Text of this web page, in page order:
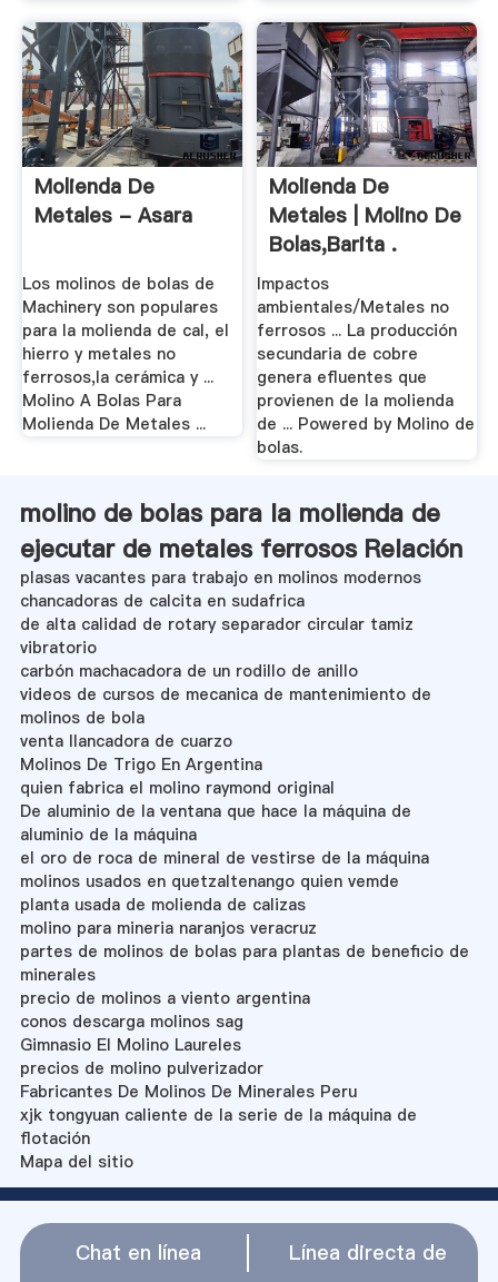
Molienda De
Metales - Asara
Los molinos de bolas de
Machinery son populares
para la molienda de cal, el
hierro y metales no
ferrosos,la cerámica y ...
Molino A Bolas Para
Molienda De Metales ...
Molienda De
Metales | Molino De
Bolas,Barita .
Impactos
ambientales/Metales no
ferrosos ... La producción
secundaria de cobre
genera efluentes que
provienen de la molienda
de ... Powered by Molino de
bolas.
molino de bolas para la molienda de
ejecutar de metales ferrosos Relación
plasas vacantes para trabajo en molinos modernos
chancadoras de calcita en sudafrica
de alta calidad de rotary separador circular tamiz
vibratorio
carbón machacadora de un rodillo de anillo
videos de cursos de mecanica de mantenimiento de
molinos de bola
venta llancadora de cuarzo
Molinos De Trigo En Argentina
quien fabrica el molino raymond original
De aluminio de la ventana que hace la máquina de
aluminio de la máquina
el oro de roca de mineral de vestirse de la máquina
molinos usados en quetzaltenango quien vemde
planta usada de molienda de calizas
molino para mineria naranjos veracruz
partes de molinos de bolas para plantas de beneficio de
minerales
precio de molinos a viento argentina
conos descarga molinos sag
Gimnasio El Molino Laureles
precios de molino pulverizador
Fabricantes De Molinos De Minerales Peru
xjk tongyuan caliente de la serie de la máquina de
flotación
Mapa del sitio
Chat en línea
Línea directa de